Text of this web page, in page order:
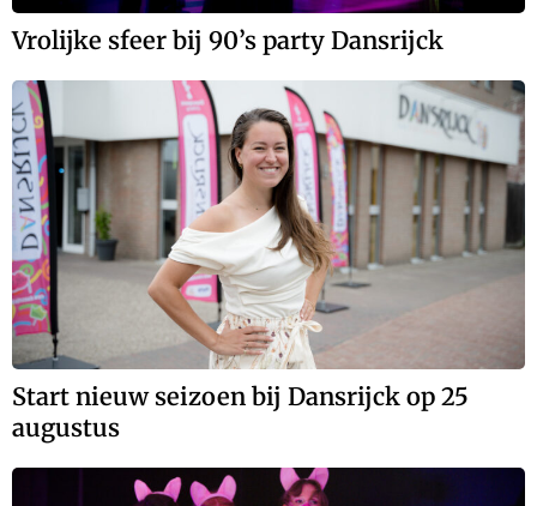
Vrolijke sfeer bij 90’s party Dansrijck
Start nieuw seizoen bij Dansrijck op 25
augustus